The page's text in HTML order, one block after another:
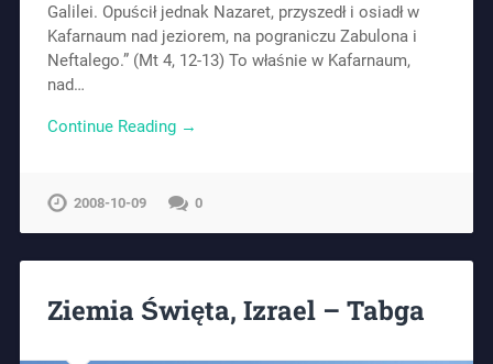
Galilei. Opuścił jednak Nazaret, przyszedł i osiadł w
Kafarnaum nad jeziorem, na pograniczu Zabulona i
Neftalego.” (Mt 4, 12-13) To właśnie w Kafarnaum,
nad…
Continue Reading →
2008-10-09 0
Ziemia Święta, Izrael – Tabga